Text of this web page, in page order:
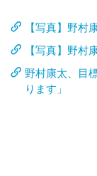
【写真】野村
【写真】野村
野村康太、目
ります」